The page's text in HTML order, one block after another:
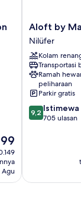
Agu
Aloft
by
Marriott
Bursa
Hotel
Nilüfer
Aloft by
Nilüfer
Kolam
Transportasi
Ramah
peliharaan
Parkir gratis
9.2
dari
9,2 Istimewa
705 ulasan